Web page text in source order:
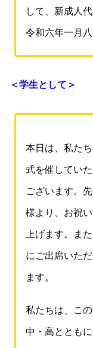
して、新成人
令和六年一月
＜学生として＞
本日は、私た
式を催してい
ございます。
様より、お祝
上げます。ま
にご出席いた
ます。
私たちは、こ
中・高ととも